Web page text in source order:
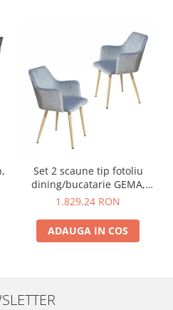
Set 2 scaune tip fotoliu
dining/bucatarie GEMA,
Catifea, Gri deschis
1.829,24 RON
ADAUGA IN COS